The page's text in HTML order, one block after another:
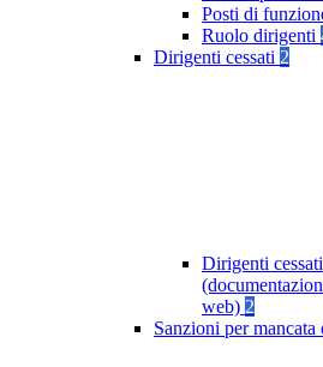
Posti di
Ruolo dirigenti
Dirigenti cessati 2
Dirigenti
web) 2
Sanzioni per